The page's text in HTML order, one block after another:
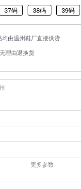
37码 38码 39码
均由温州鞋厂直接供货
理由退换货
更多参数